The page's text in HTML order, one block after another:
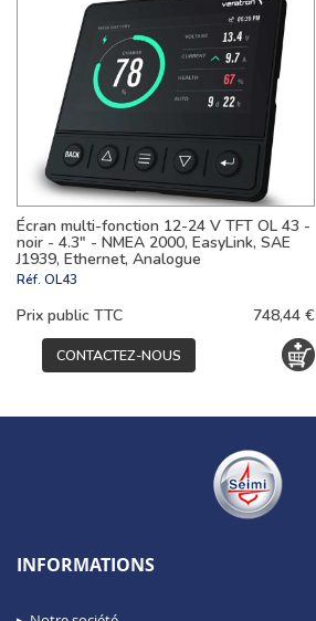
Écran multi-fonction 12-24 V TFT OL 43 -
noir - 4.3" - NMEA 2000, EasyLink, SAE
J1939, Ethernet, Analogue
Réf. OL43
Prix public TTC 748,44 €
CONTACTEZ-NOUS
INFORMATIONS